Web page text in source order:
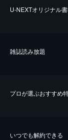
U-NEXTオリジナル
雑誌読み放題
プロが選ぶおすすめ
いつでも解約できる